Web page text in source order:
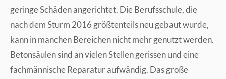
geringe Schäden angerichtet. Die Berufsschule, die
nach dem Sturm 2016 größtenteils neu gebaut wurde,
kann in manchen Bereichen nicht mehr genutzt werden.
Betonsäulen sind an vielen Stellen gerissen und eine
fachmännische Reparatur aufwändig. Das große